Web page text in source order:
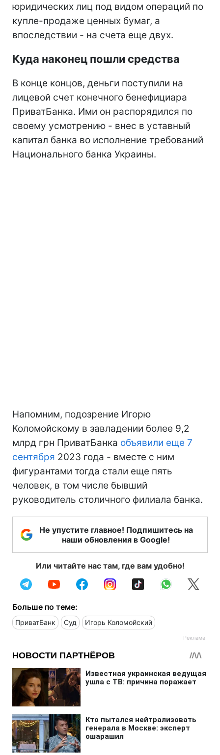
юридических лиц под видом операций по
купле-продаже ценных бумаг, а
впоследствии - на счета еще двух.
Куда наконец пошли средства
В конце концов, деньги поступили на
лицевой счет конечного бенефициара
ПриватБанка. Ими он распорядился по
своему усмотрению - внес в уставный
капитал банка во исполнение требований
Национального банка Украины.
Напомним, подозрение Игорю
Коломойскому в завладении более 9,2
млрд грн ПриватБанка объявили еще 7
сентября 2023 года - вместе с ним
фигурантами тогда стали еще пять
человек, в том числе бывший
руководитель столичного филиала банка.
Не упустите главное! Подпишитесь на
наши обновления в Google!
Или читайте нас там, где вам удобно!
Больше по теме:
ПриватБанк Суд Игорь Коломойский